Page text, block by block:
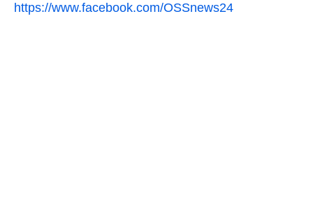
https://www.facebook.com/OSSnews24